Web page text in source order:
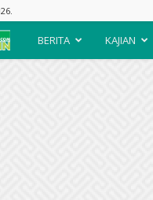
Suara
BERITA KAJIAN